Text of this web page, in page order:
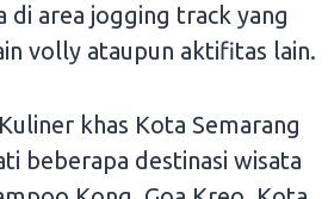
di area jogging track yang
volly ataupun aktifitas lain.
khas Kota Semarang
beberapa destinasi wisata